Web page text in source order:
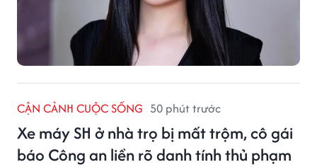
CẬN CẢNH CUỘC SỐNG 50 phút trước
Xe máy SH ở nhà trọ bị mất trộm, cô gái
báo Công an liền rõ danh tính thủ phạm